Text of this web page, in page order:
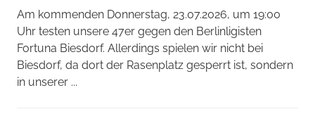
Am kommenden Donnerstag, 23.07.2026, um 19:00
Uhr testen unsere 47er gegen den Berlinligisten
Fortuna Biesdorf. Allerdings spielen wir nicht bei
Biesdorf, da dort der Rasenplatz gesperrt ist, sondern
in unserer ...